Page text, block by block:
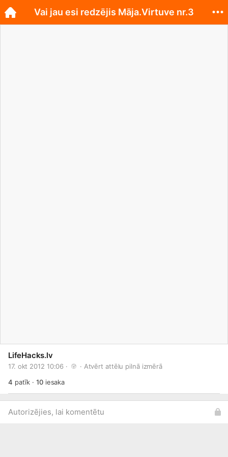
LifeHacks.lv
17. okt 2012 10:06 · · Atvērt attēlu pilnā izmērā
4 patīk ·10iesaka
Autorizējies, lai komentētu
Vai jau esi redzējis Māja.Virtuve nr.3